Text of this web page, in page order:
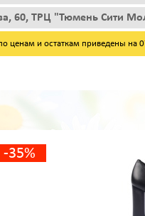
60, ТРЦ "Тюмень Сити
и остаткам приведены на
-35%